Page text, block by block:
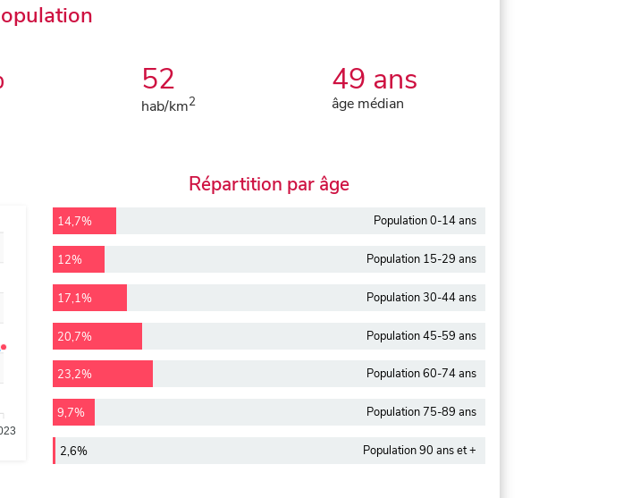
52
hab/km2
49 ans
âge médian
Répartition par âge
14,7% Population 0-14 ans
12% Population 15-29 ans
17,1% Population 30-44 ans
20,7% Population 45-59 ans
23,2% Population 60-74 ans
9,7% Population 75-89 ans
2,6% Population 90 ans et +